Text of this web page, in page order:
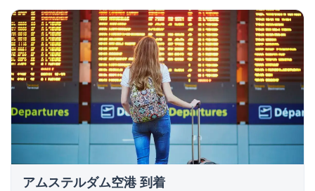
アムステルダム空港 到着